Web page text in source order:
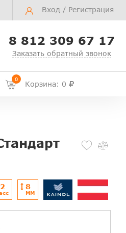
Вход / Регистрация
8 812 309 67 17
Заказать обратный звонок
0
Корзина: 0
8
ММ